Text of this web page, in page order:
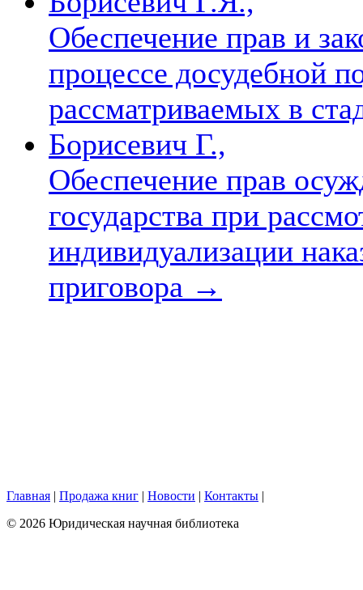
Обеспечение прав и
процессе досудебной
рассматриваемых в
Борисевич Г.,
Обеспечение прав
государства при
индивидуализации
приговора →
Главная | Продажа книг | Новости | Контакты |
© 2026 Юридическая научная библиотека